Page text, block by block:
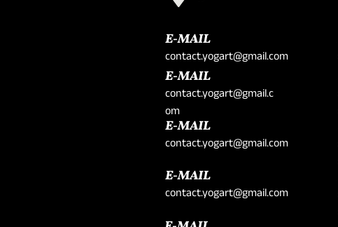
E-MAIL
contact.yogart@gmail.com
E-MAIL
contact.yogart@gmail.c
om
E-MAIL
contact.yogart@gmail.com
E-MAIL
contact.yogart@gmail.com